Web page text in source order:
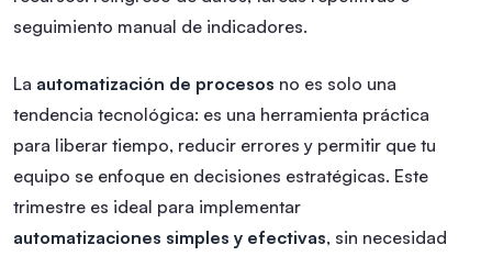
seguimiento manual de indicadores.
La automatización de procesos no es solo una
tendencia tecnológica: es una herramienta práctica
para liberar tiempo, reducir errores y permitir que tu
equipo se enfoque en decisiones estratégicas. Este
trimestre es ideal para implementar
automatizaciones simples y efectivas, sin necesidad